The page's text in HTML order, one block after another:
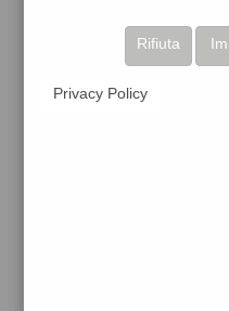
raccogli
o gift card
Rifiuta
Privacy Policy